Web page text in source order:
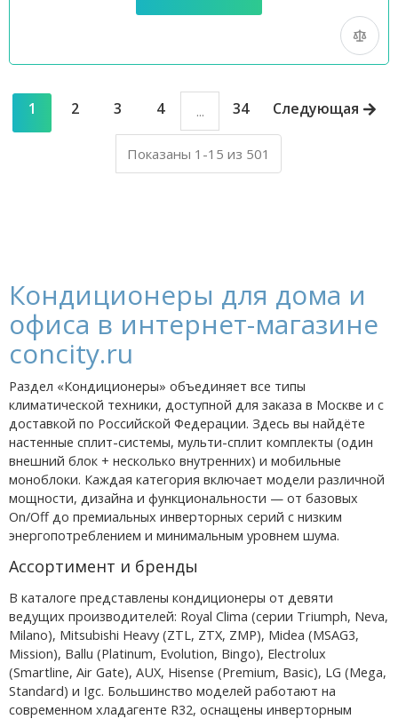
1 2 3 4 ... 34 Следующая
Показаны 1-15 из 501
Кондиционеры для дома и
офиса в интернет-магазине
concity.ru
Раздел «Кондиционеры» объединяет все типы
климатической техники, доступной для заказа в Москве и с
доставкой по Российской Федерации. Здесь вы найдёте
настенные сплит-системы, мульти-сплит комплекты (один
внешний блок + несколько внутренних) и мобильные
моноблоки. Каждая категория включает модели различной
мощности, дизайна и функциональности — от базовых
On/Off до премиальных инверторных серий с низким
энергопотреблением и минимальным уровнем шума.
Ассортимент и бренды
В каталоге представлены кондиционеры от девяти
ведущих производителей: Royal Clima (серии Triumph, Neva,
Milano), Mitsubishi Heavy (ZTL, ZTX, ZMP), Midea (MSAG3,
Mission), Ballu (Platinum, Evolution, Bingo), Electrolux
(Smartline, Air Gate), AUX, Hisense (Premium, Basic), LG (Mega,
Standard) и Igc. Большинство моделей работают на
современном хладагенте R32, оснащены инверторным